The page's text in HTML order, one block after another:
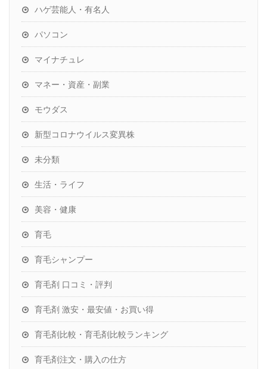
ハゲ芸能人・有名人
パソコン
マイナチュレ
マネー・資産・副業
モウダス
新型コロナウイルス変異株
未分類
生活・ライフ
美容・健康
育毛
育毛シャンプー
育毛剤 口コミ・評判
育毛剤 激安・最安値・お買い得
育毛剤比較・育毛剤比較ランキング
育毛剤注文・購入の仕方